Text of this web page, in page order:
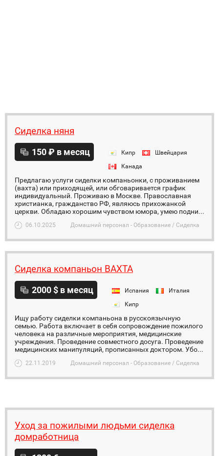
Сиделка няня
150 ₽ в месяц Кипр
Швейцария
Канада
Предлагаю услуги сиделки компаньонки, с проживанием
(вахта) или приходящей, или обговаривается график
индивидуальный. Проживаю в Москве. Православная
христианка, гражданство РФ, являюсь прихожанкой
церкви. Обладаю хорошим чувством юмора, умею подни...
06.10.2025 Домашний персонал - Образование / Сиделка
Сиделка компаньон ВАХТА
2000 $ в месяц Испания
Италия
Кипр
Ищу работу сиделки компаньона в русскоязычную
семью. Работа включает в себя сопровождение пожилого
человека на различные мероприятия, медицинские
учреждения. Проведение совместного досуга. Проведение
медицинских манипуляций, прописанных доктором. Убо...
22.11.2019 Домашний персонал - Образование / Сиделка
Уход за пожилыми людьми сиделка
домработница